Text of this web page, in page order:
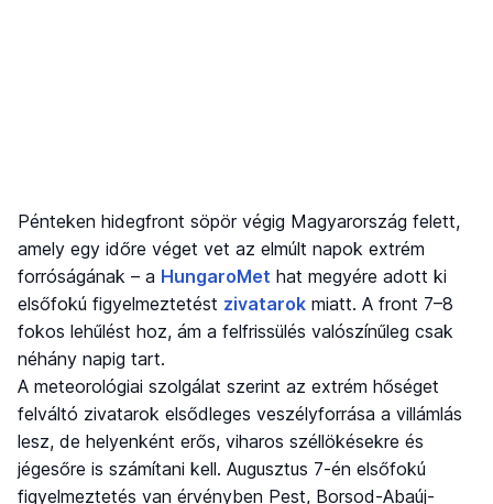
Pénteken hidegfront söpör végig Magyarország felett,
amely egy időre véget vet az elmúlt napok extrém
forróságának – a HungaroMet hat megyére adott ki
elsőfokú figyelmeztetést zivatarok miatt. A front 7–8
fokos lehűlést hoz, ám a felfrissülés valószínűleg csak
néhány napig tart.
A meteorológiai szolgálat szerint az extrém hőséget
felváltó zivatarok elsődleges veszélyforrása a villámlás
lesz, de helyenként erős, viharos széllökésekre és
jégesőre is számítani kell. Augusztus 7-én elsőfokú
figyelmeztetés van érvényben Pest, Borsod-Abaúj-